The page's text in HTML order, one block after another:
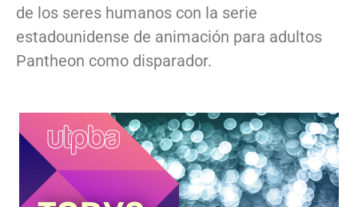
de los seres humanos con la serie
estadounidense de animación para adultos
Pantheon como disparador.